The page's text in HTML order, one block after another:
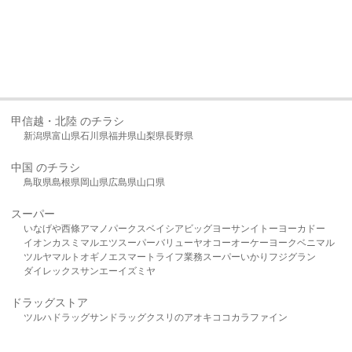
甲信越・北陸 のチラシ
新潟県富山県石川県福井県山梨県長野県
中国 のチラシ
鳥取県島根県岡山県広島県山口県
スーパー
いなげや西條アマノパークスベイシア ビッグヨーサンイトーヨーカドー
イオンカスミ マルエツスーパーバリューヤオコーオーケー ヨークベニマル
ツルヤマルト オギノ エスマート ライフ業務スーパーいかり フジグラン
ダイレックスサンエーイズミヤ
ドラッグストア
ツルハドラッグサンドラッグクスリのアオキ ココカラファイン